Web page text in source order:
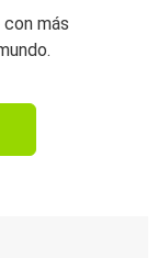
más